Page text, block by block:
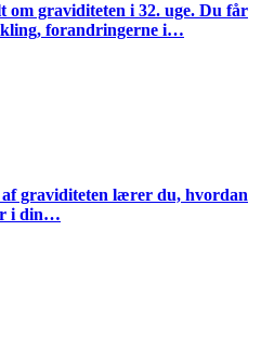
om graviditeten i 32. uge. Du får
forandringerne i…
af graviditeten lærer du, hvordan
i din…